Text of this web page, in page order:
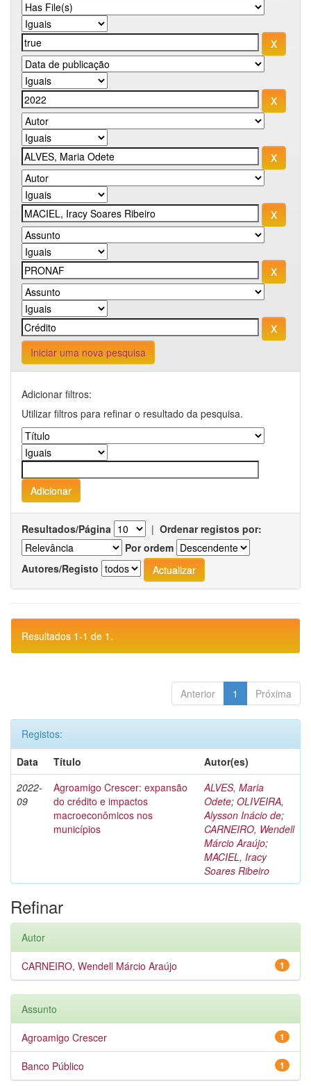
Iniciar uma nova pesquisa
Adicionar filtros:
Utilizar filtros para refinar o resultado da pesquisa.
Resultados/Página | Ordenar registos por:
Por ordem
Autores/Registo
Resultados 1-1 de 1.
Anterior 1 Próxima
Registos:
Data
Título
Autor(es)
2022-
09
Agroamigo Crescer: expansão
do crédito e impactos
macroeconômicos nos
municípios
ALVES, Maria
Odete; OLIVEIRA,
Alysson Inácio de;
CARNEIRO, Wendell
Márcio Araújo;
MACIEL, Iracy
Soares Ribeiro
Refinar
Autor
1
CARNEIRO, Wendell Márcio Araújo
Assunto
1
Agroamigo Crescer
1
Banco Público